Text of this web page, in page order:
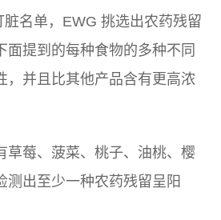
名单，EWG 挑选出农药残留
面提到的每种食物的多种不同
，并且比其他产品含有更高浓
草莓、菠菜、桃子、油桃、樱
测出至少一种农药残留呈阳